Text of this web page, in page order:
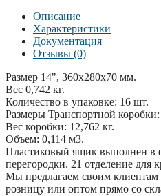
Описание
Характеристики
Документация
Отзывы (0)
Размер 14", 360x280x70 мм.
Вес 0,742 кг.
Количество в упаковке: 16 шт.
Размеры Транспортной
Вес коробки: 12,762 кг.
Объем: 0,114 м3.
Пластиковый ящик выполнен в
перегородки. 21 отделение для
Мы предлагаем своим клиентам
розницу или оптом прямо со